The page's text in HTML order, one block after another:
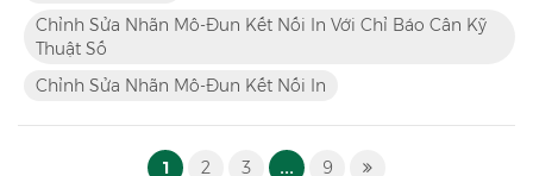
thay vì phần mềm cân và máy in. Chuyển sang các...
Chỉnh Sửa Nhãn Mô-Đun Kết Nối In Với Chỉ Báo Cân Kỹ
Thuật Số
Chỉnh Sửa Nhãn Mô-Đun Kết Nối In
1 2 3 ... 9